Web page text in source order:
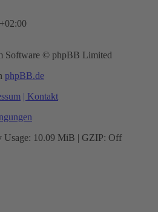
Software © phpBB Limited
phpBB.de
| Kontakt
Usage: 10.09 MiB | GZIP: Off